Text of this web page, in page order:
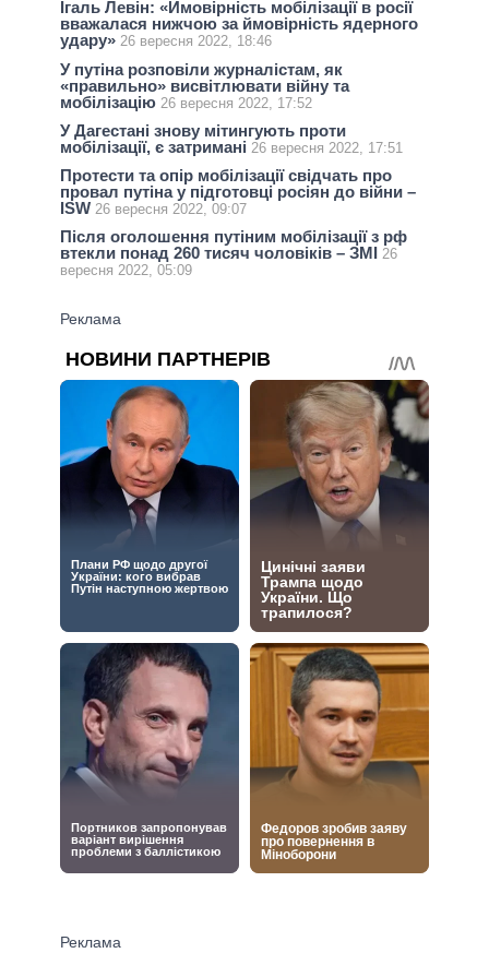
Ігаль Левін: «Ймовірність мобілізації в росії
вважалася нижчою за ймовірність ядерного
удару» 26 вересня 2022, 18:46
У путіна розповіли журналістам, як
«правильно» висвітлювати війну та
мобілізацію 26 вересня 2022, 17:52
У Дагестані знову мітингують проти
мобілізації, є затримані 26 вересня 2022, 17:51
Протести та опір мобілізації свідчать про
провал путіна у підготовці росіян до війни –
ISW 26 вересня 2022, 09:07
Після оголошення путіним мобілізації з рф
втекли понад 260 тисяч чоловіків – ЗМІ 26
вересня 2022, 05:09